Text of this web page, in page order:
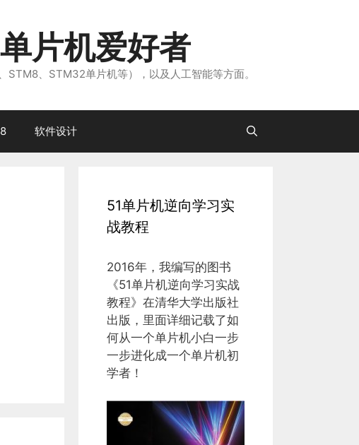
片机爱好者
、STM32单片机等），以及人工智能等方面。
软件设计
51单片机逆向学习实
战教程
2016年，我编写的图书
《51单片机逆向学习实战
教程》在清华大学出版社
出版，里面详细记载了如
何从一个单片机小白一步
一步进化成一个单片机初
学者！